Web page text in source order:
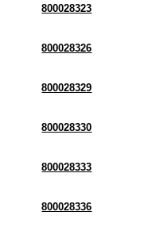
800028323
800028326
800028329
800028330
800028333
800028336